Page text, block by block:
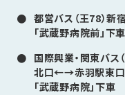
都営バス（王78）
「武蔵野病院前」下車
国際興業・関東バス
北口←→赤羽駅東口
「武蔵野病院」下車